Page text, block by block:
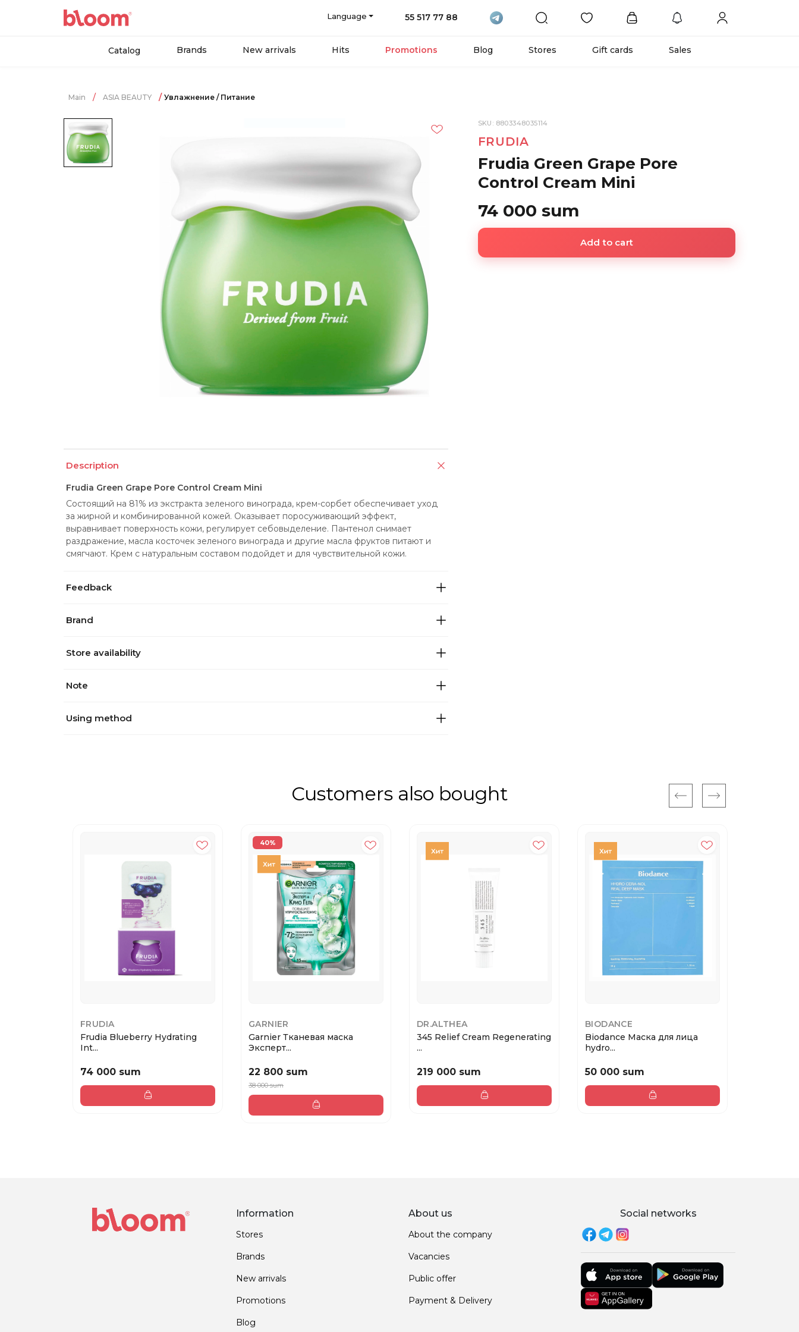
Language 55 517 77 88
Catalog Brands New arrivals Hits Promotions Blog Stores Gift cards Sales
Main ASIA BEAUTY Увлажнение / Питание
Description
Frudia Green Grape Pore Control Cream Mini
Состоящий на 81% из экстракта зеленого винограда, крем-сорбет обеспечивает уход
за жирной и комбинированной кожей. Оказывает поросуживающий эффект,
выравнивает поверхность кожи, регулирует себовыделение. Пантенол снимает
раздражение, масла косточек зеленого винограда и другие масла фруктов питают и
смягчают. Крем с натуральным составом подойдет и для чувствительной кожи.
Feedback
Brand
Store availability
Note
Using method
SKU: 8803348035114
FRUDIA
Frudia Green Grape Pore
Control Cream Mini
74 000 sum
Add to cart
Customers also bought
FRUDIA
Frudia Blueberry Hydrating
Int...
74 000 sum
40%
GARNIER
Garnier Тканевая маска
Эксперт...
22 800 sum
38 000 sum
DR.ALTHEA
345 Relief Cream Regenerating
...
219 000 sum
BIODANCE
Biodance Маска для лица
hydro...
50 000 sum
Information
Stores
Brands
New arrivals
Promotions
Blog
About us
About the company
Vacancies
Public offer
Payment & Delivery
Social networks